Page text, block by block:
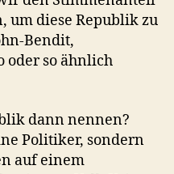
um diese Republik zu
Bendit,
oder so ähnlich
dann nennen?
Politiker, sondern
auf einem